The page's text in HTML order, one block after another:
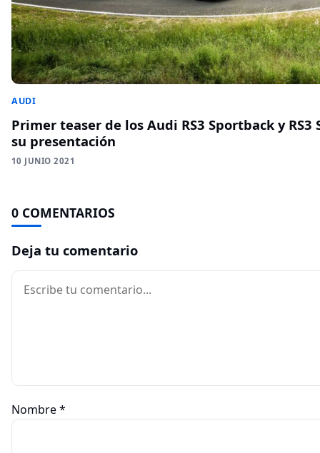
AUDI
Primer teaser de los Audi RS3 Sportback y RS3
su presentación
10 JUNIO 2021
0 COMENTARIOS
Deja tu comentario
Comentario
Nombre*